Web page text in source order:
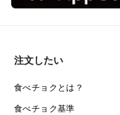
注文したい
食べチョクとは？
食べチョク基準